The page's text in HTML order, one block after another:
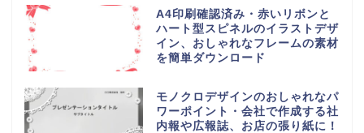
A4印刷確認済み・赤いリボンと
ハート型スピネルのイラストデザ
イン、おしゃれなフレームの素材
を簡単ダウンロード
モノクロデザインのおしゃれなパ
ワーポイント・会社で作成する社
内報や広報誌、お店の張り紙に！